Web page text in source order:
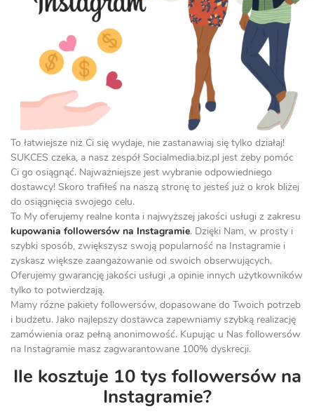
To łatwiejsze niż Ci się wydaje, nie zastanawiaj się tylko działaj!
SUKCES czeka, a nasz zespół Socialmedia.biz.pl jest żeby pomóc
Ci go osiągnąć. Najważniejsze jest wybranie odpowiedniego
dostawcy! Skoro trafiłeś na naszą stronę to jesteś już o krok bliżej
do osiągnięcia swojego celu.
To My oferujemy realne konta i najwyższej jakości usługi z zakresu
kupowania followersów na Instagramie. Dzięki Nam, w prosty i
szybki sposób, zwiększysz swoją popularność na Instagramie i
zyskasz większe zaangażowanie od swoich obserwujących.
Oferujemy gwarancję jakości usługi ,a opinie innych użytkowników
tylko to potwierdzają.
Mamy różne pakiety followersów, dopasowane do Twoich potrzeb
i budżetu. Jako najlepszy dostawca zapewniamy szybką realizację
zamówienia oraz pełną anonimowość. Kupując u Nas followersów
na Instagramie masz zagwarantowane 100% dyskrecji.
Ile kosztuje 10 tys followersów na
Instagramie?